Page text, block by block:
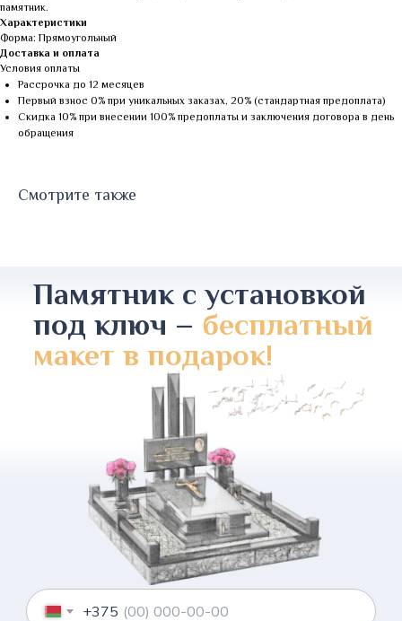
памятник.
Характеристики
Форма: Прямоугольный
Доставка и оплата
Условия оплаты
Рассрочка до 12 месяцев
Первый взнос 0% при уникальных заказах, 20% (стандартная предоплата)
Скидка 10% при внесении 100% предоплаты и заключения договора в день
обращения
Смотрите также
Памятник с установкой
под ключ – бесплатный
макет в подарок!
+375